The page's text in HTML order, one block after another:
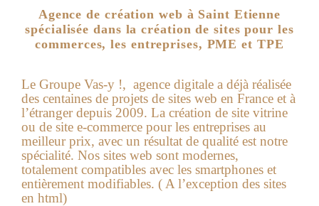
Agence de création web à Saint Etienne
spécialisée dans la création de sites pour les
commerces, les entreprises, PME et TPE
Le Groupe Vas-y !, agence digitale a déjà réalisée
des centaines de projets de sites web en France et à
l’étranger depuis 2009. La création de site vitrine
ou de site e-commerce pour les entreprises au
meilleur prix, avec un résultat de qualité est notre
spécialité. Nos sites web sont modernes,
totalement compatibles avec les smartphones et
entièrement modifiables. ( A l’exception des sites
en html)